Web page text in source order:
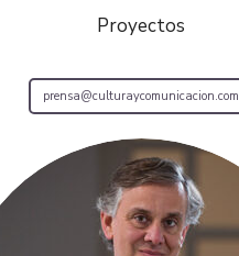
Proyectos
prensa@culturaycomunicacion.com